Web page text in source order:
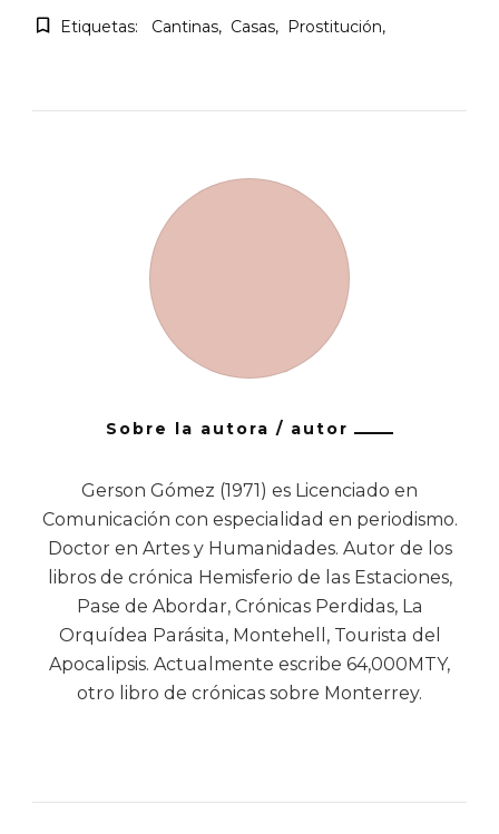
Etiquetas: Cantinas Casas Prostitución
Sobre la autora / autor
Gerson Gómez (1971) es Licenciado en
Comunicación con especialidad en periodismo.
Doctor en Artes y Humanidades. Autor de los
libros de crónica Hemisferio de las Estaciones,
Pase de Abordar, Crónicas Perdidas, La
Orquídea Parásita, Montehell, Tourista del
Apocalipsis. Actualmente escribe 64,000MTY,
otro libro de crónicas sobre Monterrey.